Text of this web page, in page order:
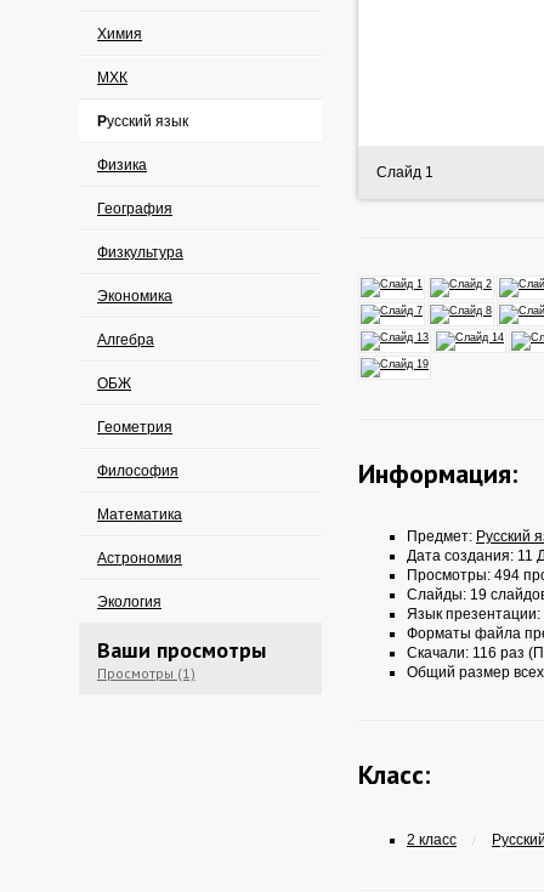
Химия
МХК
Русский язык
Физика
География
Физкультура
Экономика
Алгебра
ОБЖ
Геометрия
Философия
Математика
Астрономия
Экология
Ваши просмотры
Просмотры (1)
Слайд 1
Информация:
Предмет: Русский
Дата создания: 11
Просмотры: 494
Слайды: 19
Язык презентации:
Форматы файла
Скачали: 116 раз
Общий размер
Класс:
2 класс /